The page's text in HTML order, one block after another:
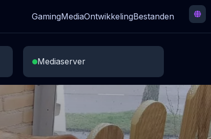
GamingMediaOntwikkelingBestanden
Mediaserver